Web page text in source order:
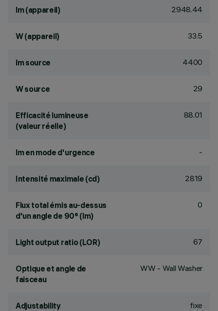
lm (appareil) 2948.44
W (appareil) 33.5
lm source 4400
W source 29
Efficacité lumineuse
(valeur réelle)
88.01
lm en mode d'urgence -
Intensité maximale (cd) 2819
Flux total émis au-dessus
d'un angle de 90° (lm)
0
Light output ratio (LOR) 67
Optique et angle de
faisceau
WW - Wall Washer
Adjustability fixe